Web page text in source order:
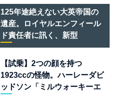
ある
125年途絶えない大英帝国の
遺産。ロイヤルエンフィール
ド責任者に訊く、新型
「BULLET 650」と“時間の
質”を愛する理由
【試乗】2つの顔を持つ
1923ccの怪物。ハーレーダビ
ッドソン「ミルウォーキーエ